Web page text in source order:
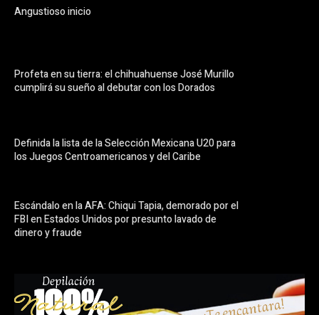
Angustioso inicio
Profeta en su tierra: el chihuahuense José Murillo
cumplirá su sueño al debutar con los Dorados
Definida la lista de la Selección Mexicana U20 para
los Juegos Centroamericanos y del Caribe
Escándalo en la AFA: Chiqui Tapia, demorado por el
FBI en Estados Unidos por presunto lavado de
dinero y fraude